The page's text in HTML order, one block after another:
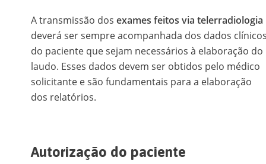
A transmissão dosexames feitos via telerradiologia
deverá ser sempre acompanhada dos dados
do paciente que sejam necessários à elaboração do
laudo. Esses dados devem ser obtidos pelo médico
solicitante e são fundamentais para a elaboração
dos relatórios.
Autorização do paciente